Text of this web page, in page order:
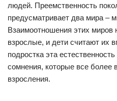
людей. Преемственность
предусматривает два мира –
Взаимоотношения этих миров
взрослые, и дети считают их
подростка эта
сомнения, которые все более
взросления.